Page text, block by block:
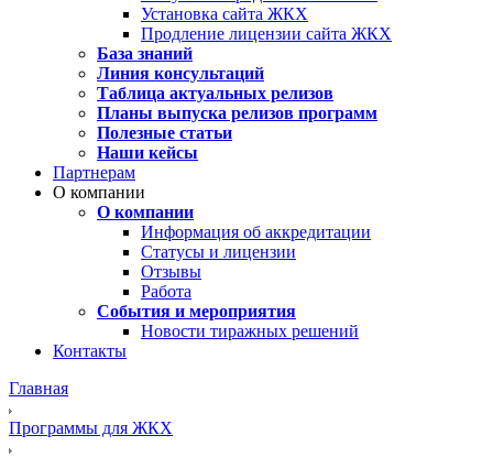
Установка сайта ЖКХ
Продление лицензии сайта ЖКХ
База знаний
Линия консультаций
Таблица актуальных релизов
Планы выпуска релизов программ
Полезные статьи
Наши кейсы
Партнерам
О компании
О компании
Информация об аккредитации
Статусы и лицензии
Отзывы
Работа
События и мероприятия
Новости тиражных решений
Контакты
Главная
Программы для ЖКХ